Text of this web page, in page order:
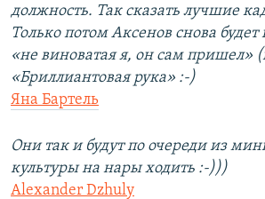
должность. Так сказать лучшие
Только потом Аксенов снова будет
«не виноватая я, он сам пришел»
«Бриллиантовая рука» :-)
Яна Бартель
Они так и будут по очереди из
культуры на нары ходить :-)))
Alexander Dzhuly